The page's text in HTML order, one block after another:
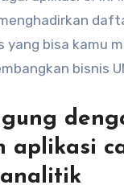
yang bisa kamu
bisnis
aplikasi